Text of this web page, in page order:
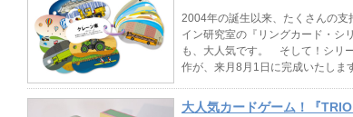
2004年の誕生以来、たくさんの支
イン研究室の『リングカード・シ
も、大人気です。 そして！シリ
作が、来月8月1日に完成いたしま
大人気カードゲーム！『